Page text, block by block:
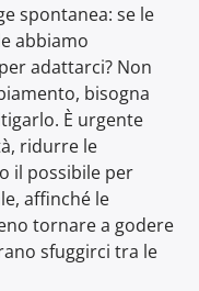
spontanea: se le
abbiamo
adattarci? Non
bisogna
È urgente
ridurre le
il possibile per
affinché le
tornare a godere
sfuggirci tra le